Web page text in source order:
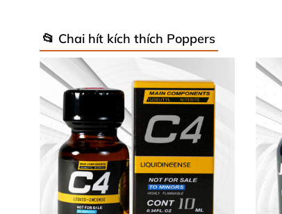
📂 Chai hít kích thích Poppers